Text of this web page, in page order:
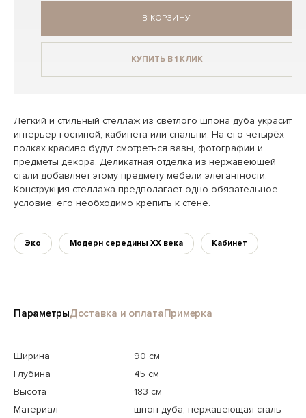
В КОРЗИНУ
КУПИТЬ В 1 КЛИК
Лёгкий и стильный стеллаж из светлого шпона дуба украсит
интерьер гостиной, кабинета или спальни. На его четырёх
полках красиво будут смотреться вазы, фотографии и
предметы декора. Деликатная отделка из нержавеющей
стали добавляет этому предмету мебели элегантности.
Конструкция стеллажа предполагает одно обязательное
условие: его необходимо крепить к стене.
Эко Модерн середины XX века Кабинет
ПараметрыДоставка и оплатаПримерка
Ширина
90 см
Глубина
45 см
Высота
183 см
Материал
шпон дуба, нержавеющая сталь